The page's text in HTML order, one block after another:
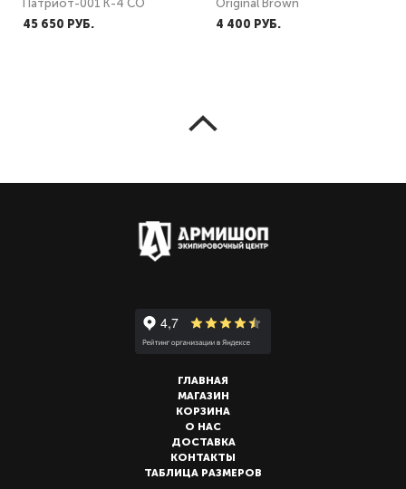
Патриот-001 К-4 СО
45 650 PУБ.
Original Brown
4 400 PУБ.
ГЛАВНАЯ
МАГАЗИН
КОРЗИНА
О НАС
ДОСТАВКА
КОНТАКТЫ
ТАБЛИЦА РАЗМЕРОВ